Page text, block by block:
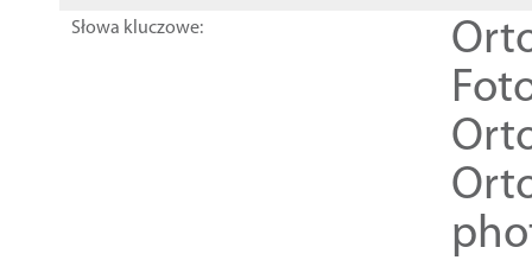
Słowa kluczowe: